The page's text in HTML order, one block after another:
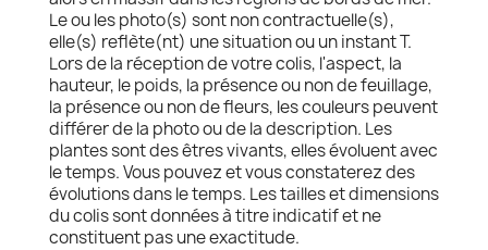
Le ou les photo(s) sont non contractuelle(s),
elle(s) reflète(nt) une situation ou un instant T.
Lors de la réception de votre colis, l'aspect, la
hauteur, le poids, la présence ou non de feuillage,
la présence ou non de fleurs, les couleurs peuvent
différer de la photo ou de la description. Les
plantes sont des êtres vivants, elles évoluent avec
le temps. Vous pouvez et vous constaterez des
évolutions dans le temps. Les tailles et dimensions
du colis sont données à titre indicatif et ne
constituent pas une exactitude.